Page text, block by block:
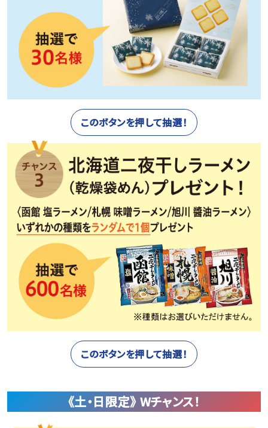
このボタンを押して抽選！
このボタンを押して抽選！
《土・日限定》 Wチャンス！